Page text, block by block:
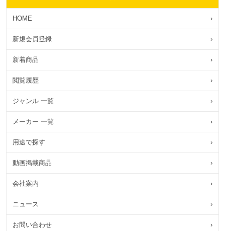
HOME ›
新規会員登録 ›
新着商品 ›
閲覧履歴 ›
ジャンル 一覧 ›
メーカー 一覧 ›
用途で探す ›
動画掲載商品 ›
会社案内 ›
ニュース ›
お問い合わせ ›